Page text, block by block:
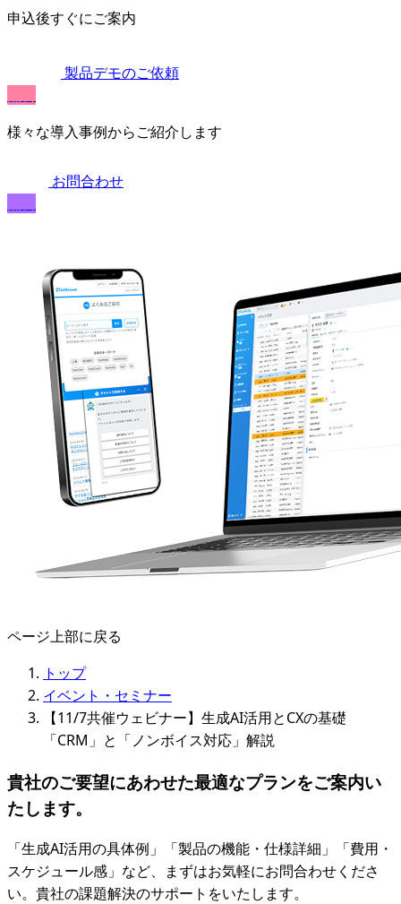
申込後すぐにご案内
製品デモのご依頼
様々な導入事例からご紹介します
お問合わせ
ページ上部に戻る
トップ
イベント・セミナー
【11/7共催ウェビナー】生成AI活用とCXの基礎
「CRM」と「ノンボイス対応」解説
貴社のご要望にあわせた最適なプランをご案内い
たします。
「生成AI活用の具体例」「製品の機能・仕様詳細」「費用・
スケジュール感」など、まずはお気軽にお問合わせくださ
い。貴社の課題解決のサポートをいたします。